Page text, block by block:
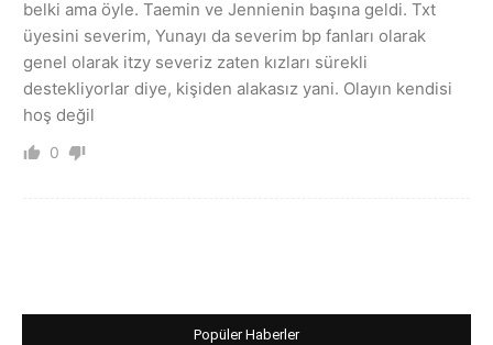
belki ama öyle. Taemin ve Jennienin başına geldi. Txt
üyesini severim, Yunayı da severim bp fanları olarak
genel olarak itzy severiz zaten kızları sürekli
destekliyorlar diye, kişiden alakasız yani. Olayın kendisi
hoş değil
0
Popüler Haberler